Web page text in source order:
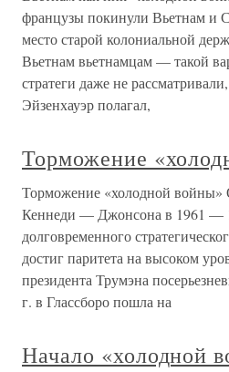
французы покинули Вьетнам и
место старой колониальной
Вьетнам вьетнамцам — такой
стратеги даже не
Эйзенхауэр полагал,
Торможение
Торможение «холодной
Кеннеди — Джонсона в 1961 —
долговременного
достиг паритета на высоком
президента Трумэна
г. в Глассборо пошла на
Начало «холодной